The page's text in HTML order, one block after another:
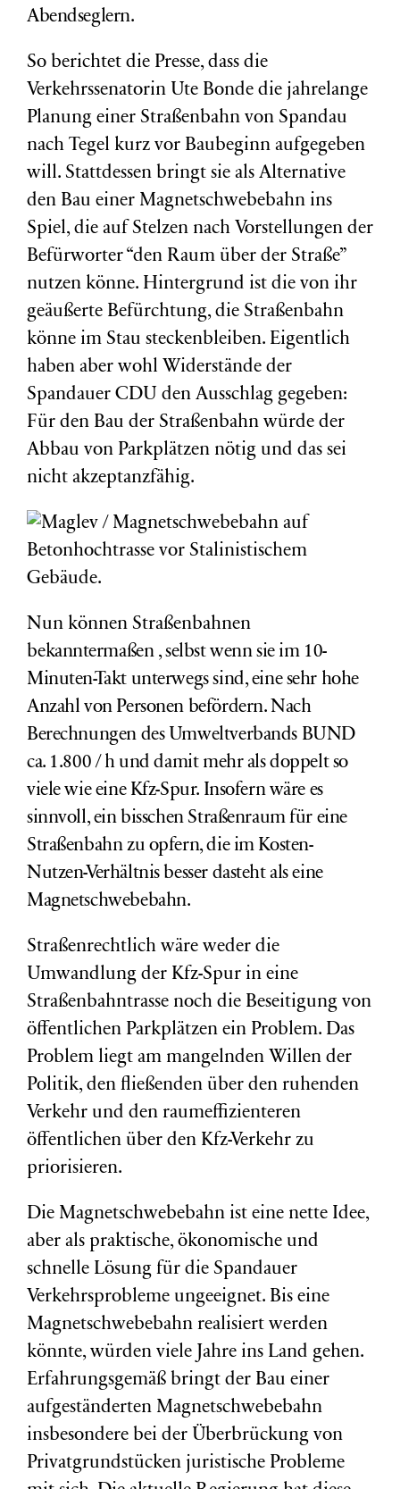
Abendseglern.
So berichtet die Presse, dass die
Verkehrssenatorin Ute Bonde die jahrelange
Planung einer Straßenbahn von Spandau
nach Tegel kurz vor Baubeginn aufgegeben
will. Stattdessen bringt sie als Alternative
den Bau einer Magnetschwebebahn ins
Spiel, die auf Stelzen nach Vorstellungen der
Befürworter “den Raum über der Straße”
nutzen könne. Hintergrund ist die von ihr
geäußerte Befürchtung, die Straßenbahn
könne im Stau steckenbleiben. Eigentlich
haben aber wohl Widerstände der
Spandauer CDU den Ausschlag gegeben:
Für den Bau der Straßenbahn würde der
Abbau von Parkplätzen nötig und das sei
nicht akzeptanzfähig.
Nun können Straßenbahnen
bekanntermaßen , selbst wenn sie im 10-
Minuten-Takt unterwegs sind, eine sehr hohe
Anzahl von Personen befördern. Nach
Berechnungen des Umweltverbands BUND
ca. 1.800 / h und damit mehr als doppelt so
viele wie eine Kfz-Spur. Insofern wäre es
sinnvoll, ein bisschen Straßenraum für eine
Straßenbahn zu opfern, die im Kosten-
Nutzen-Verhältnis besser dasteht als eine
Magnetschwebebahn.
Straßenrechtlich wäre weder die
Umwandlung der Kfz-Spur in eine
Straßenbahntrasse noch die Beseitigung von
öffentlichen Parkplätzen ein Problem. Das
Problem liegt am mangelnden Willen der
Politik, den fließenden über den ruhenden
Verkehr und den raumeffizienteren
öffentlichen über den Kfz-Verkehr zu
priorisieren.
Die Magnetschwebebahn ist eine nette Idee,
aber als praktische, ökonomische und
schnelle Lösung für die Spandauer
Verkehrsprobleme ungeeignet. Bis eine
Magnetschwebebahn realisiert werden
könnte, würden viele Jahre ins Land gehen.
Erfahrungsgemäß bringt der Bau einer
aufgeständerten Magnetschwebebahn
insbesondere bei der Überbrückung von
Privatgrundstücken juristische Probleme